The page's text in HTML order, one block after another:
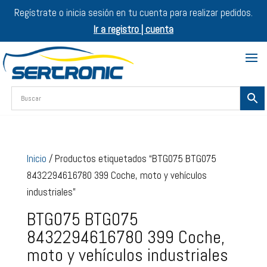
Regístrate o inicia sesión en tu cuenta para realizar pedidos.
Ir a registro | cuenta
Inicio / Productos etiquetados “BTG075 BTG075
8432294616780 399 Coche, moto y vehículos
industriales”
BTG075 BTG075
8432294616780 399 Coche,
moto y vehículos industriales